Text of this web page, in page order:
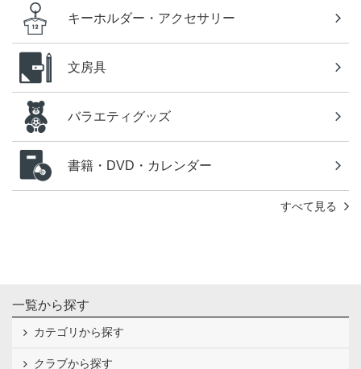
キーホルダー・アクセサリー
文房具
バラエティグッズ
書籍・DVD・カレンダー
すべて見る
一覧から探す
カテゴリから探す
クラブから探す